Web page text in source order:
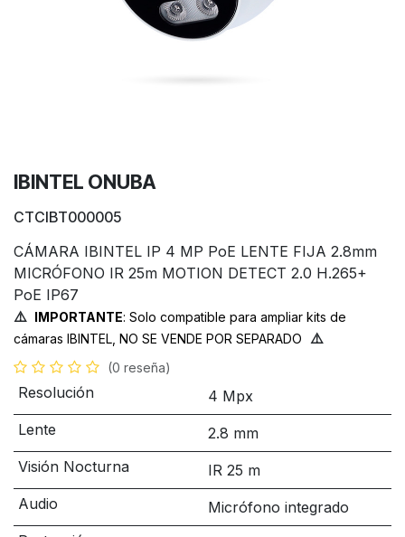
IBINTEL ONUBA
CTCIBT000005
CÁMARA IBINTEL IP 4 MP PoE LENTE FIJA 2.8mm
MICRÓFONO IR 25m MOTION DETECT 2.0 H.265+
PoE IP67
⚠️ IMPORTANTE: Solo compatible para ampliar kits de
cámaras IBINTEL, NO SE VENDE POR SEPARADO ⚠️
(0 reseña)
Resolución
4 Mpx
Lente
2.8 mm
Visión Nocturna
IR 25 m
Audio
Micrófono integrado